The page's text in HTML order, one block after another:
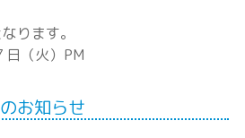
ります。
（火）PM
お知らせ